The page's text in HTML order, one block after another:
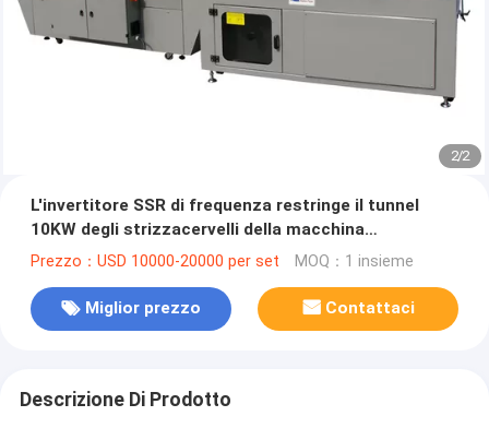
2/2
L'invertitore SSR di frequenza restringe il tunnel
10KW degli strizzacervelli della macchina
imballatrice
Prezzo：USD 10000-20000 per set MOQ：1 insieme
Miglior prezzo Contattaci
Descrizione Di Prodotto